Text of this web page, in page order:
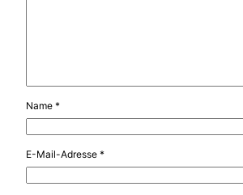
Name *
E-Mail-Adresse *